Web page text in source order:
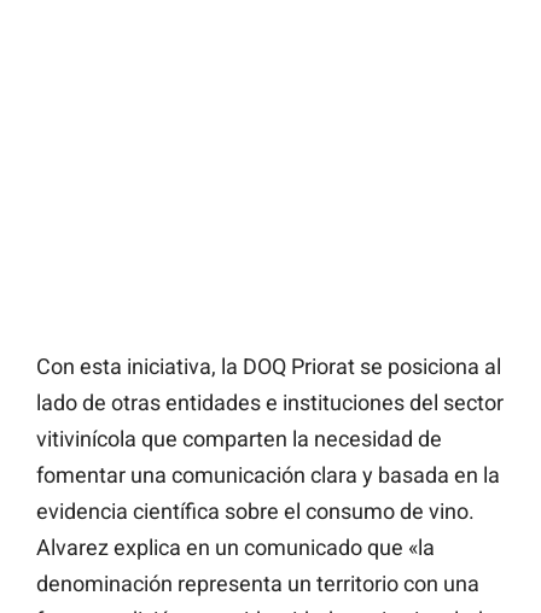
Con esta iniciativa, la DOQ Priorat se posiciona al
lado de otras entidades e instituciones del sector
vitivinícola que comparten la necesidad de
fomentar una comunicación clara y basada en la
evidencia científica sobre el consumo de vino.
Alvarez explica en un comunicado que «la
denominación representa un territorio con una